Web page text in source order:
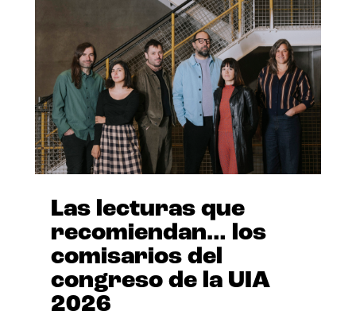
Las lecturas que
recomiendan… los
comisarios del
congreso de la UIA
2026